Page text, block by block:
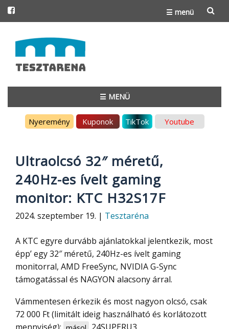
☰ menü
to
content
☰ MENÜ
Nyeremény Kuponok TikTok Youtube
Ultraolcsó 32″ méretű,
240Hz-es ívelt gaming
monitor: KTC H32S17F
2024. szeptember 19. | Tesztaréna
A KTC egyre durvább ajánlatokkal jelentkezik, most
épp’ egy 32″ méretű, 240Hz-es ívelt gaming
monitorral, AMD FreeSync, NVIDIA G-Sync
támogatással és NAGYON alacsony árral.
Vámmentesen érkezik és most nagyon olcsó, csak
72 000 Ft (limitált ideig használható és korlátozott